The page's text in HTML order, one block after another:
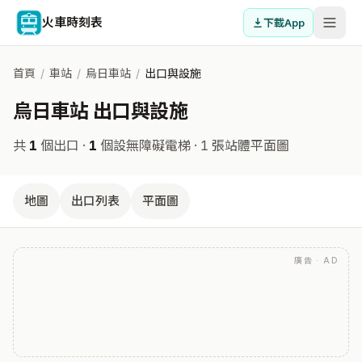
火車時刻表 下載App
首頁 / 車站 / 烏日車站 / 出口與設施
烏日車站 出口與設施
共 1 個出口 · 1 個設無障礙電梯 · 1 張站體平面圖
地圖 出口列表 平面圖
廣告 · AD